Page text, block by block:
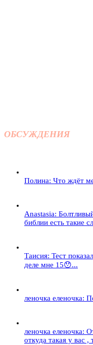
ОБСУЖДЕНИЯ
Полина: Что ждёт
Anastasia:
библии есть такие
Таисия: Тест
деле мне 15😯...
леночка еленочка:
леночка еленочка:
откуда такая у вас